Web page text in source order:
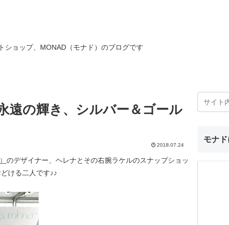
ショップ、MONAD（モナド）のブログです
遠の輝き、シルバー＆ゴール
2018.07.24
のデザイナー、ヘレナとその右腕ラケルのスナップショッ
ける二人です♪♪
モナ